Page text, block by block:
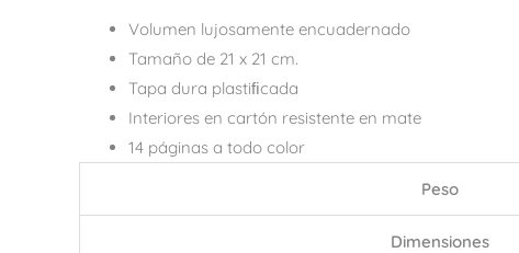
Volumen lujosamente encuadernado
Tamaño de 21 x 21 cm.
Tapa dura plastiﬁcada
Interiores en cartón resistente en mate
14 páginas a todo color
Peso
Dimensiones